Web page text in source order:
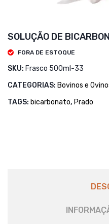
SOLUÇÃO DE
FORA DE ESTOQUE
SKU: Frasco 500ml-33
CATEGORIAS: Bovinos e
TAGS: bicarbonato, Prado